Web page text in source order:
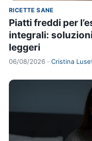
RICETTE SANE
Piatti freddi per
integrali:
leggeri
06/08/2026 · Cristina